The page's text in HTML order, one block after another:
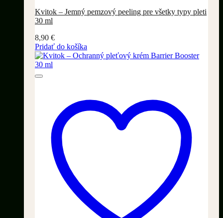
Kvitok – Jemný pemzový peeling pre všetky typy pleti
30 ml
8,90 €
Pridať do košíka